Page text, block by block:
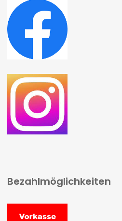
Bezahlmöglichkeiten